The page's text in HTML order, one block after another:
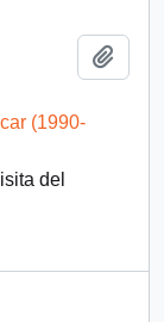
(1990-
del